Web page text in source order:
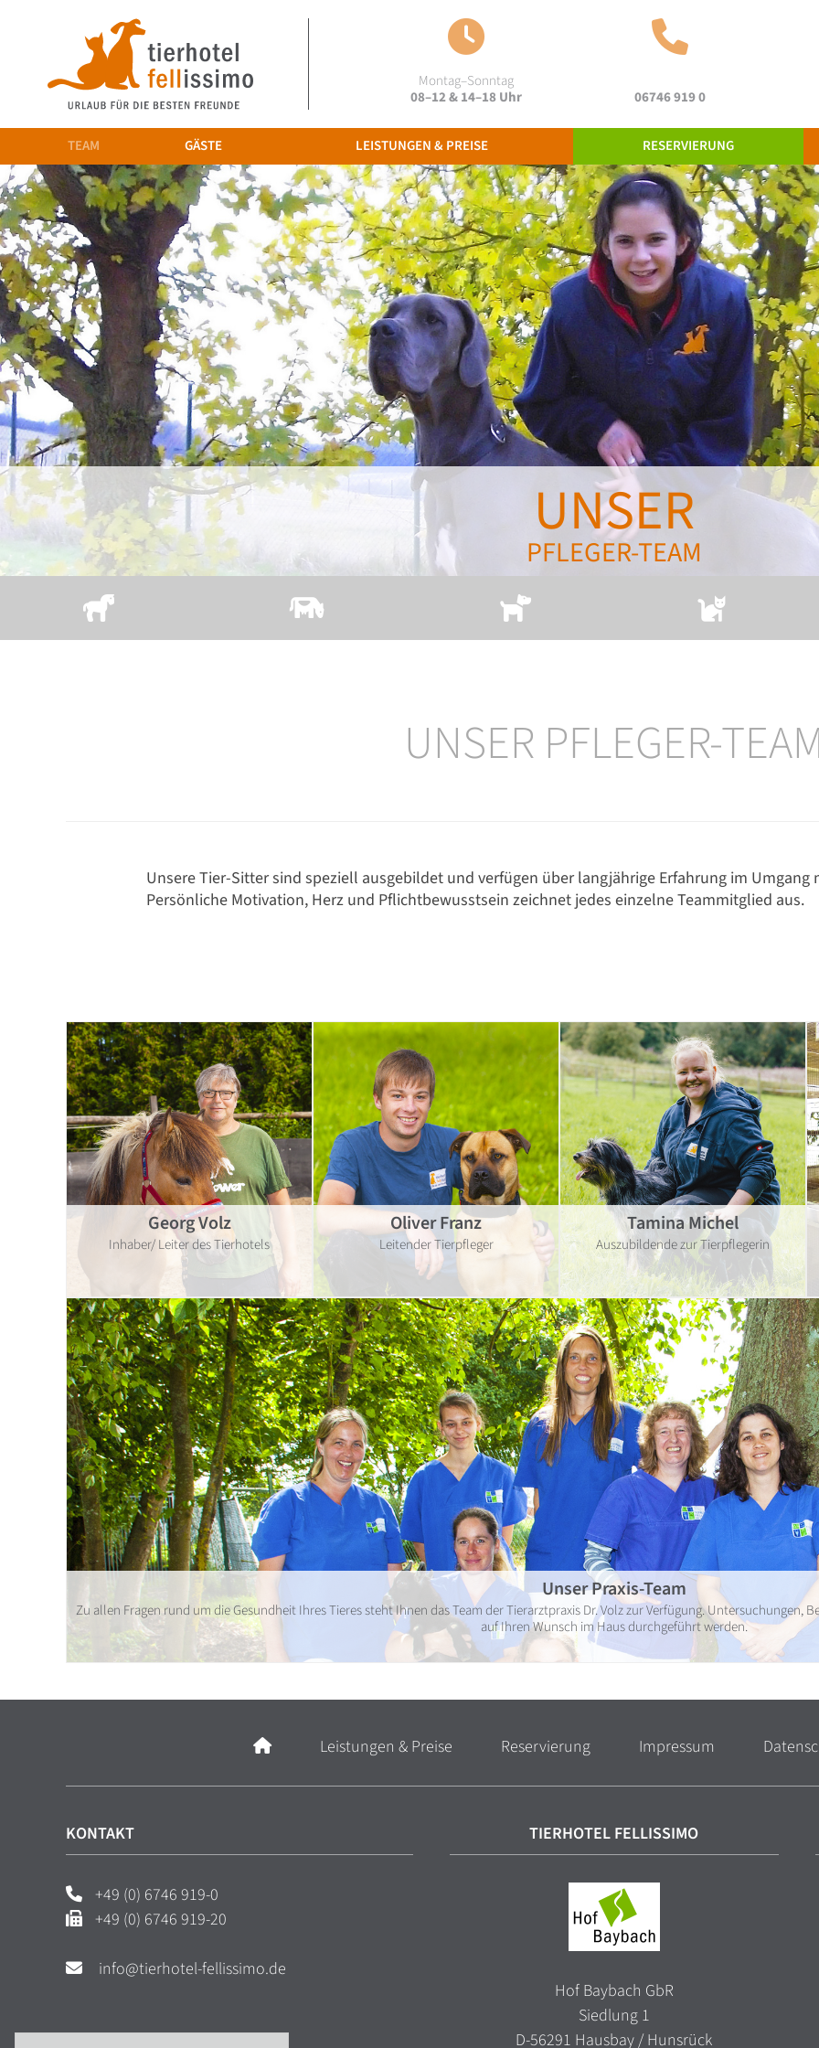
Montag–Sonntag
08–12 & 14–18 Uhr
06746 919 0
TEAM GÄSTE LEISTUNGEN & PREISE RESERVIERUNG
UNSER
PFLEGER-TEAM
UNSER PFLEGER-
Unsere Tier-Sitter sind speziell ausgebildet und verfügen über langjährige Erfahrung im Umgang
Persönliche Motivation, Herz und Pflichtbewusstsein zeichnet jedes einzelne Teammitglied aus.
Georg Volz
Inhaber/ Leiter des Tierhotels
Oliver Franz
Leitender Tierpfleger
Tamina Michel
Auszubildende zur Tierpflegerin
Unser Praxis-Team
Zu allen Fragen rund um die Gesundheit Ihres Tieres steht Ihnen das Team der Tierarztpraxis Dr. Volz zur Verfügung. Untersuchungen,
auf Ihren Wunsch im Haus durchgeführt werden.
Leistungen & Preise Reservierung Impressum
KONTAKT
+49 (0) 6746 919-0
info@tierhotel-fellissimo.de
TIERHOTEL FELLISSIMO
Hof Baybach GbR
Siedlung 1
D-56291 Hausbay / Hunsrück